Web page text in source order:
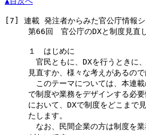
[7]
連載 発注者からみた官公庁情報シ
第66回　官公庁のDXと制度見直
１　はじめに
官民ともに、DXを行うときに、制
見直すか、様々な考えがあるので
このテーマについては、本連載
で制度や業務をデザインする必要
において、DXで制度をどこまで見
たします。
なお、民間企業の方は制度を業務